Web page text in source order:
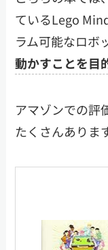
ているLego
ラム可能なロボ
動かすことを目
アマゾンでの評
たくさんありま